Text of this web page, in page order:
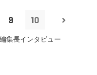
9 10